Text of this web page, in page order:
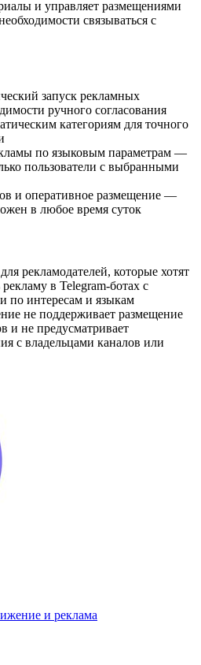
и управляет размещениями
связываться с
запуск рекламных
ручного согласования
категориям для точного
по языковым параметрам —
пользователи с выбранными
и оперативное размещение —
в любое время суток
рекламодателей, которые хотят
в Telegram-ботах с
по интересам и языкам
не поддерживает размещение
и не предусматривает
с владельцами каналов или
и реклама